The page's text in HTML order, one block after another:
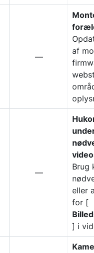
—
af
—
Brug
eller
for [
] i